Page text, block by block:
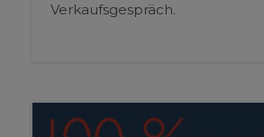
Verkaufsgespräch.